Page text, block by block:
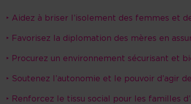
‣ Aidez à briser l’isolement des femmes et
‣ Favorisez la diplomation des mères en
‣ Procurez un environnement sécurisant et
‣ Soutenez l’autonomie et le pouvoir d’agir
‣ Renforcez le tissu social pour les familles